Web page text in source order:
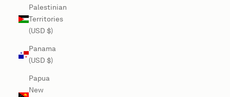
Palestinian
Territories
(USD $)
Panama
(USD $)
Papua
New